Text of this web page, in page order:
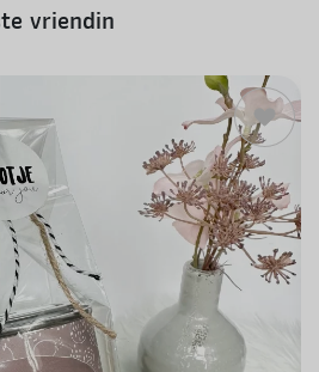
vriendin